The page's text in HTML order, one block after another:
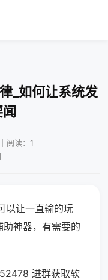
_如何让系统发
阅读：1
以让一直输的玩
助神器，有需要的
进群获取软